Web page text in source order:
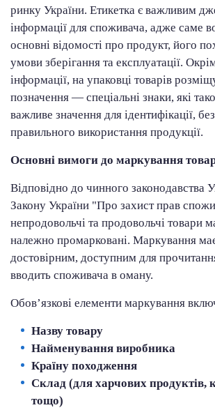
ринку України. Етикетка є важливим
інформації для споживача, адже саме
основні відомості про продукт, його
умови зберігання та експлуатації.
інформації, на упаковці товарів
позначення — спеціальні знаки, які
важливе значення для ідентифікації,
правильного використання продукції.
Основні вимоги до маркування
Відповідно до чинного законодавства
Закону України "Про захист прав
непродовольчі та продовольчі товари
належно промарковані. Маркування
достовірним, доступним для
вводить споживача в оману.
Обов’язкові елементи маркування
Назву товару
Найменування виробника
Країну походження
Склад (для харчових продуктів,
тощо)